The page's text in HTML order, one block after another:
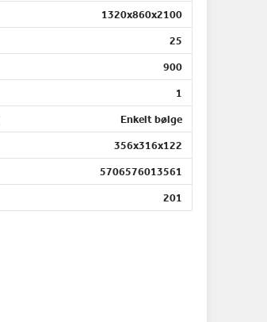
1320x860x2100
25
900
1
Enkelt bølge
356x316x122
5706576013561
201